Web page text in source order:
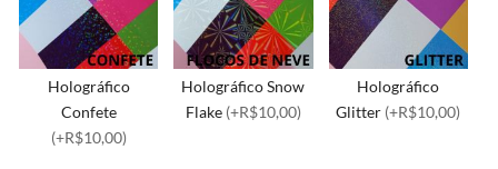
Holográfico
Confete
(+R$10,00)
Holográfico Snow
Flake (+R$10,00)
Holográfico
Glitter (+R$10,00)